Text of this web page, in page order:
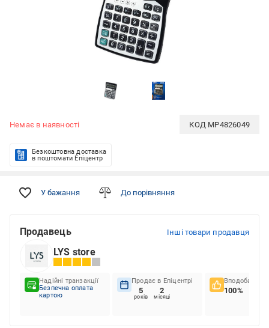
Немає в наявності КОД MP4826049
Безкоштовна доставка
в поштомати Епіцентр
У бажання До порівняння
Продавець Інші товари продавця
LYS store
Надійні транзакції
Безпечна оплата
картою
Продає в Епіцентрі
5
років
2
місяці
Вподобання
100%